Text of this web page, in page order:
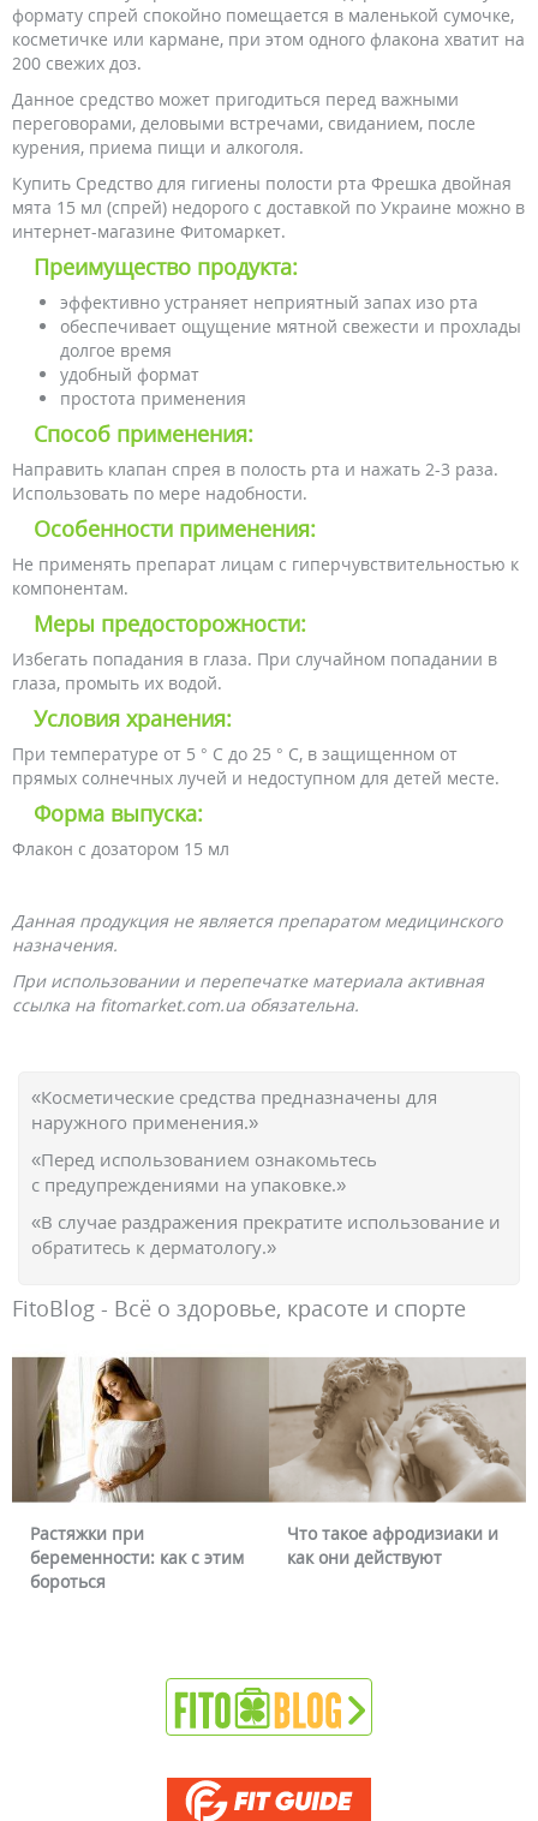
формату спрей спокойно помещается в маленькой сумочке,
косметичке или кармане, при этом одного флакона хватит на
200 свежих доз.
Данное средство может пригодиться перед важными
переговорами, деловыми встречами, свиданием, после
курения, приема пищи и алкоголя.
Купить Cредство для гигиены полости рта Фрешка двойная
мята 15 мл (спрей) недорого с доставкой по Украине можно в
интернет-магазине Фитомаркет.
Преимущество продукта:
эффективно устраняет неприятный запах изо рта
обеспечивает ощущение мятной свежести и прохлады
долгое время
удобный формат
простота применения
Способ применения:
Направить клапан спрея в полость рта и нажать 2-3 раза.
Использовать по мере надобности.
Особенности применения:
Не применять препарат лицам с гиперчувствительностью к
компонентам.
Меры предосторожности:
Избегать попадания в глаза. При случайном попадании в
глаза, промыть их водой.
Условия хранения:
При температуре от 5 ° С до 25 ° С, в защищенном от
прямых солнечных лучей и недоступном для детей месте.
Форма выпуска:
Флакон с дозатором 15 мл
Данная продукция не является препаратом медицинского
назначения.
При использовании и перепечатке материала активная
ссылка на fitomarket.com.ua обязательна.
«Косметические средства предназначены для
наружного применения.»
«Перед использованием ознакомьтесь
с предупреждениями на упаковке.»
«В случае раздражения прекратите использование и
обратитесь к дерматологу.»
FitoBlog - Всё о здоровье, красоте и спорте
Растяжки при
беременности: как с этим
бороться
Что такое афродизиаки и
как они действуют